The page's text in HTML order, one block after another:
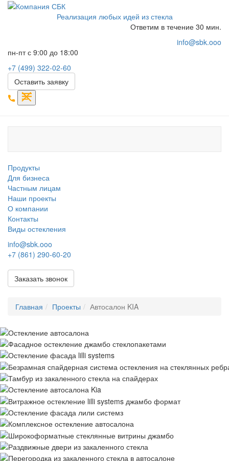
Реализация любых идей из стекла
Ответим в течение 30 мин.
info@sbk.ooo
пн-пт с 9:00 до 18:00
+7 (499) 322-02-60
Оставить заявку
Продукты
Для бизнеса
Частным лицам
Наши проекты
О компании
Контакты
Виды остекления
info@sbk.ooo
+7 (861) 290-60-20
Заказать звонок
Главная Проекты Автосалон KIA